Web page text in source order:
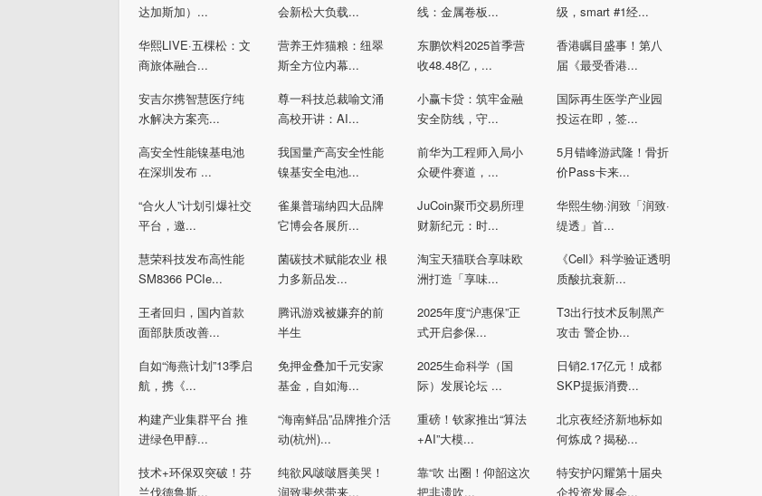
达加斯加）...
会新松大负载...
线：金属卷板...
级，smart #1经...
华熙LIVE·五棵松：文
商旅体融合...
营养王炸猫粮：纽翠
斯全方位内幕...
东鹏饮料2025首季营
收48.48亿，...
香港瞩目盛事！第八
届《最受香港...
安吉尔携智慧医疗纯
水解决方案亮...
尊一科技总裁喻文涌
高校开讲：AI...
小赢卡贷：筑牢金融
安全防线，守...
国际再生医学产业园
投运在即，签...
高安全性能镍基电池
在深圳发布 ...
我国量产高安全性能
镍基安全电池...
前华为工程师入局小
众硬件赛道，...
5月错峰游武隆！骨折
价Pass卡来...
“合火人”计划引爆社交
平台，邀...
雀巢普瑞纳四大品牌
它博会各展所...
JuCoin聚币交易所理
财新纪元：时...
华熙生物·润致「润致·
缇透」首...
慧荣科技发布高性能
SM8366 PCIe...
菌碳技术赋能农业 根
力多新品发...
淘宝天猫联合享味欧
洲打造「享味...
《Cell》科学验证透明
质酸抗衰新...
王者回归，国内首款
面部肤质改善...
腾讯游戏被嫌弃的前
半生
2025年度“沪惠保”正
式开启参保...
T3出行技术反制黑产
攻击 警企协...
自如“海燕计划”13季启
航，携《...
免押金叠加千元安家
基金，自如海...
2025生命科学（国
际）发展论坛 ...
日销2.17亿元！成都
SKP提振消费...
构建产业集群平台 推
进绿色甲醇...
“海南鲜品”品牌推介活
动(杭州)...
重磅！钦家推出“算法
+AI”大模...
北京夜经济新地标如
何炼成？揭秘...
技术+环保双突破！芬
兰伐德鲁斯...
纯欲风啵啵唇美哭！
润致斐然带来...
靠“吹 出圈！仰韶这次
把非遗吹...
特安护闪耀第十届央
企投资发展会...